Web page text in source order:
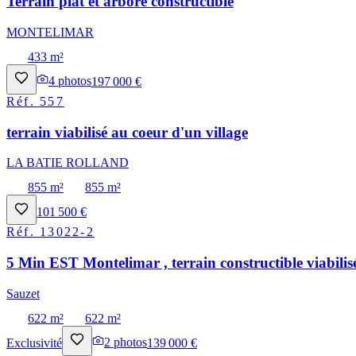
MONTELIMAR
433 m²
4 photos197 000 €
Réf. 557
terrain viabilisé au coeur d'un village
LA BATIE ROLLAND
855 m²
855 m²
101 500 €
Réf. 13022-2
5 Min EST Montelimar , terrain constructible
Sauzet
622 m²
622 m²
Exclusivité
2 photos139 000 €